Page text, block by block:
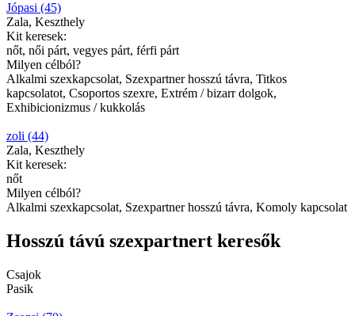
Jópasi (45)
Zala, Keszthely
Kit keresek:
nőt, női párt, vegyes párt, férfi párt
Milyen célból?
Alkalmi szexkapcsolat, Szexpartner hosszú távra, Titkos
kapcsolatot, Csoportos szexre, Extrém / bizarr dolgok,
Exhibicionizmus / kukkolás
zoli (44)
Zala, Keszthely
Kit keresek:
nőt
Milyen célból?
Alkalmi szexkapcsolat, Szexpartner hosszú távra, Komoly kapcsolat
Hosszú távú szexpartnert keresők
Csajok
Pasik